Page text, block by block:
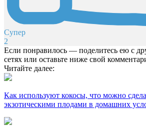
Супер
2
Если понравилось — поделитесь ею с
сетях или оставьте ниже свой
Читайте далее:
Как используют кокосы, что можно
экзотическими плодами в домашних